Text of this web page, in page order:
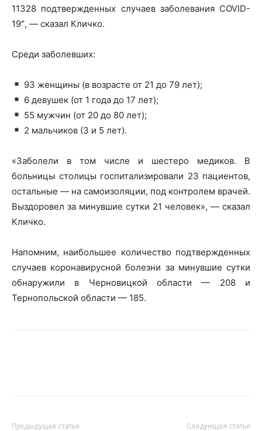
11328 подтвержденных случаев заболевания COVID-
19″, — сказал Кличко.
Среди заболевших:
93 женщины (в возрасте от 21 до 79 лет);
6 девушек (от 1 года до 17 лет);
55 мужчин (от 20 до 80 лет);
2 мальчиков (3 и 5 лет).
«Заболели в том числе и шестеро медиков. В
больницы столицы госпитализировали 23 пациентов,
остальные — на самоизоляции, под контролем врачей.
Выздоровел за минувшие сутки 21 человек», — сказал
Кличко.
Напомним, наибольшее количество подтвержденных
случаев коронавирусной болезни за минувшие сутки
обнаружили в Черновицкой области — 208 и
Тернопольской области — 185.
Предыдущая статья Следующая статья